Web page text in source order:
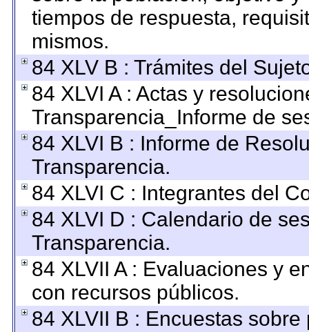
tiempos de respuesta,
mismos.
84 XLV B : Trámites del
84 XLVI A : Actas y
Transparencia_Informe de
84 XLVI B : Informe de
Transparencia.
84 XLVI C : Integrantes del
84 XLVI D : Calendario de
Transparencia.
84 XLVII A : Evaluaciones y
con recursos públicos.
84 XLVII B : Encuestas sobre